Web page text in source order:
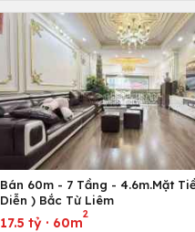
Bán 60m - 7 Tầng - 4.6m.Mặt
Diễn ) Bắc Từ Liêm
17.5 tỷ· 60m
2